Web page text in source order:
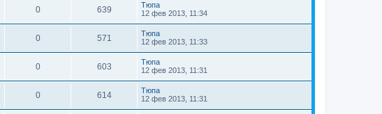
0 639
Тюпа
12 фев 2013, 11:34
0 571
Тюпа
12 фев 2013, 11:33
0 603
Тюпа
12 фев 2013, 11:31
0 614
Тюпа
12 фев 2013, 11:31